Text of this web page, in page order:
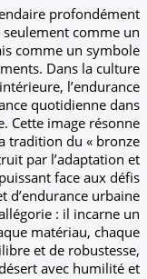
une figure
collectif — non
américain, mais
face aux
la force
par
hostile.
en France, où la
robuste, construit
trouve un écho
de durabilité et
pas qu’une
geste,
logique
qui dompte le